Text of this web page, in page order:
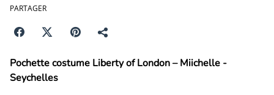
PARTAGER
Pochette costume Liberty of London – Miichelle -
Seychelles